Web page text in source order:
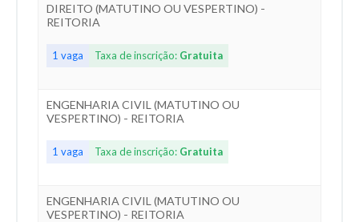
DIREITO (MATUTINO OU VESPERTINO) -
REITORIA
1 vaga Taxa de inscrição: Gratuita
ENGENHARIA CIVIL (MATUTINO OU
VESPERTINO) - REITORIA
1 vaga Taxa de inscrição: Gratuita
ENGENHARIA CIVIL (MATUTINO OU
VESPERTINO) - REITORIA